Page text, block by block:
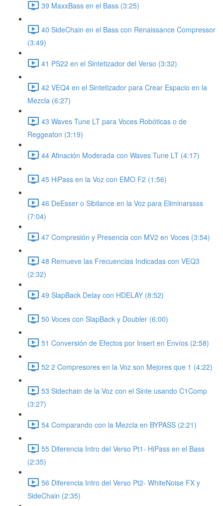
39 MaxxBass en el Bass (3:25)
40 SideChain en el Bass con Renaissance Compressor
(3:49)
41 PS22 en el Sintetizador del Verso (3:32)
42 VEQ4 en el Sintetizador para Crear Espacio en la
Mezcla (6:27)
43 Waves Tune LT para Voces Robóticas o de
Reggeaton (3:19)
44 Afinación Moderada con Waves Tune LT (4:17)
45 HiPass en la Voz con EMO F2 (1:56)
46 DeEsser o Sibilance en la Voz para Eliminarssss
(7:04)
47 Compresión y Presencia con MV2 en Voces (3:54)
48 Remueve las Frecuencias Indicadas con VEQ3
(2:32)
49 SlapBack Delay con HDELAY (8:52)
50 Voces con SlapBack y Doubler (6:00)
51 Conversión de Efectos por Insert en Envíos (2:58)
52 2 Compresores en la Voz son Mejores que 1 (4:22)
53 Sidechain de la Voz con el Sinte usando C1Comp
(3:27)
54 Comparando con la Mezcla en BYPASS (2:21)
55 Diferencia Intro del Verso Pt1- HiPass en el Bass
(2:35)
56 Diferencia Intro del Verso Pt2- WhiteNoise FX y
SideChain (2:35)